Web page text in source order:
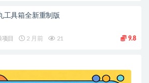
工具箱全新重制版
项目 2 月前 21 9.8